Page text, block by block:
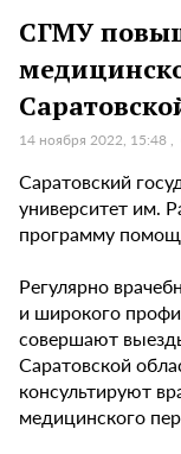
СГМУ
14 ноября 2022, 15:48
Саратовский
университет им.
программу
Регулярно
и широкого
совершают
Саратовской
консультируют
медицинского